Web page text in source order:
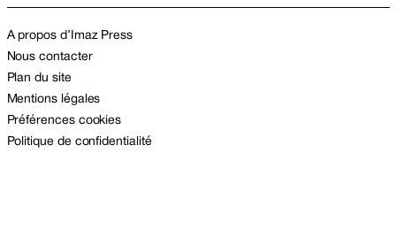
A propos d’Imaz Press
Nous contacter
Plan du site
Mentions légales
Préférences cookies
Politique de confidentialité